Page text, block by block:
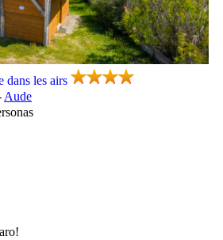
les airs, Camping Languedoc Roussillon
dans les airs
Aude